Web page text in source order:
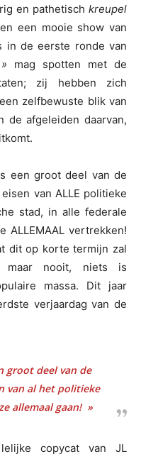
en pathetisch kreupel
een mooie show van
in de eerste ronde van
mag spotten met de
zij hebben zich
zelfbewuste blik van
de afgeleiden daarvan,
een groot deel van de
van ALLE politieke
stad, in alle federale
ALLEMAAL vertrekken!
dit op korte termijn zal
maar nooit, niets is
massa. Dit jaar
verjaardag van de
groot deel van de
van al het politieke
allemaal gaan! »
copycat van JL